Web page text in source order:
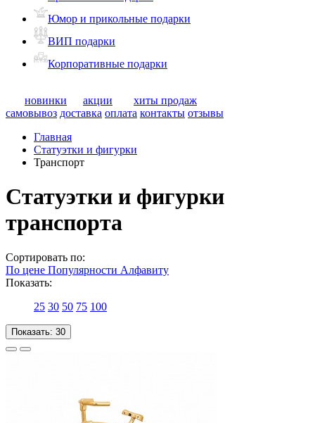
Юмор и прикольные подарки
ВИП подарки
Корпоративные подарки
новинки акции
хиты продаж
самовывоз доставка оплата контакты отзывы
Главная
Статуэтки и фигурки
Транспорт
Статуэтки и фигурки
транспорта
Сортировать по:
По цене Популярности Алфавиту
Показать:
25 30 50 75 100
Показать: 30